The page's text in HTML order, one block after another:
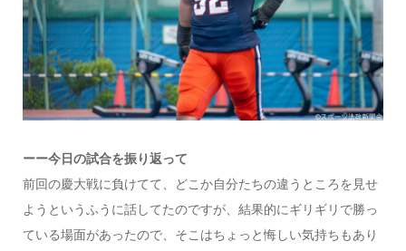
ーー今日の試合を振り返って
前回の慶大戦に負けてて、どこか自分たちの違うところを見せ
ようというふうに話してたのですが、結果的にギリギリで勝っ
ている場面があったので、そこはちょっと悔しい気持ちもあり